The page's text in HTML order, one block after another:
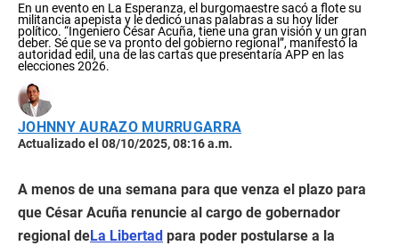
En un evento en La Esperanza, el burgomaestre sacó a flote su
militancia apepista y le dedicó unas palabras a su hoy líder
político. “Ingeniero César Acuña, tiene una gran visión y un gran
deber. Sé que se va pronto del gobierno regional”, manifestó la
autoridad edil, una de las cartas que presentaría APP en las
elecciones 2026.
JOHNNY AURAZO MURRUGARRA
Actualizado el 08/10/2025, 08:16 a.m.
A menos de una semana para que venza el plazo para
que César Acuña renuncie al cargo de gobernador
regional deLa Libertad para poder postularse a la